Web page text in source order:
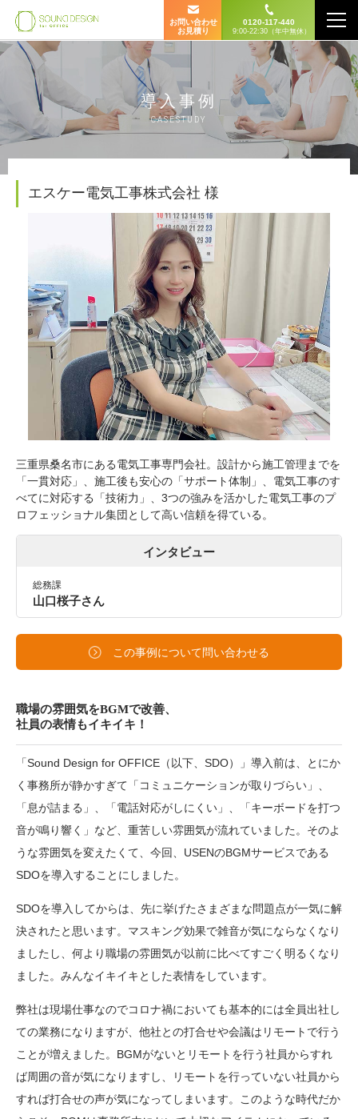
お問い合わせ
お見積り
0120-117-440
9:00-22:30（年中無休）
導入事例
CASESTUDY
エスケー電気工事株式会社 様
三重県桑名市にある電気工事専門会社。設計から施工管理までを
「一貫対応」、施工後も安心の「サポート体制」、電気工事のす
べてに対応する「技術力」、3つの強みを活かした電気工事のプ
ロフェッショナル集団として高い信頼を得ている。
インタビュー
総務課
山口桜子さん
この事例について問い合わせる
職場の雰囲気をBGMで改善、
社員の表情もイキイキ！
「Sound Design for OFFICE（以下、SDO）」導入前は、とにか
く事務所が静かすぎて「コミュニケーションが取りづらい」、
「息が詰まる」、「電話対応がしにくい」、「キーボードを打つ
音が鳴り響く」など、重苦しい雰囲気が流れていました。そのよ
うな雰囲気を変えたくて、今回、USENのBGMサービスである
SDOを導入することにしました。
SDOを導入してからは、先に挙げたさまざまな問題点が一気に解
決されたと思います。マスキング効果で雑音が気にならなくなり
ましたし、何より職場の雰囲気が以前に比べてすごく明るくなり
ました。みんなイキイキとした表情をしています。
弊社は現場仕事なのでコロナ禍においても基本的には全員出社し
ての業務になりますが、他社との打合せや会議はリモートで行う
ことが増えました。BGMがないとリモートを行う社員からすれ
ば周囲の音が気になりますし、リモートを行っていない社員から
すれば打合せの声が気になってしまいます。このような時代だか